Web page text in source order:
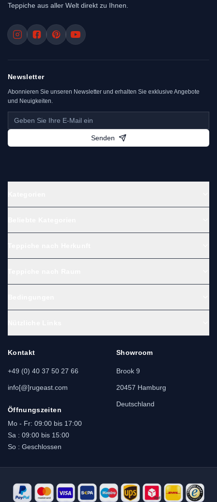
Teppiche aus aller Welt direkt zu Ihnen.
Newsletter
Abonnieren Sie unseren Newsletter und erhalten Sie exklusive Angebote
und Neuigkeiten.
Senden
Kontakt
+49 (0) 40 37 50 27 66
info[@]rugeast.com
Öffnungszeiten
Mo - Fr: 09:00 bis 17:00
Sa : 09:00 bis 15:00
So : Geschlossen
Showroom
Brook 9
20457 Hamburg
Deutschland